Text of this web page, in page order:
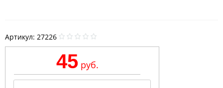
Артикул: 27226
45 руб.